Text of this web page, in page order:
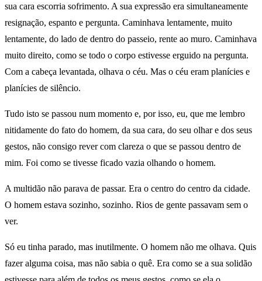
sua cara escorria sofrimento. A sua expressão era simultaneamente
resignação, espanto e pergunta. Caminhava lentamente, muito
lentamente, do lado de dentro do passeio, rente ao muro. Caminhava
muito direito, como se todo o corpo estivesse erguido na pergunta.
Com a cabeça levantada, olhava o céu. Mas o céu eram planícies e
planícies de silêncio.
Tudo isto se passou num momento e, por isso, eu, que me lembro
nitidamente do fato do homem, da sua cara, do seu olhar e dos seus
gestos, não consigo rever com clareza o que se passou dentro de
mim. Foi como se tivesse ficado vazia olhando o homem.
A multidão não parava de passar. Era o centro do centro da cidade.
O homem estava sozinho, sozinho. Rios de gente passavam sem o
ver.
Só eu tinha parado, mas inutilmente. O homem não me olhava. Quis
fazer alguma coisa, mas não sabia o quê. Era como se a sua solidão